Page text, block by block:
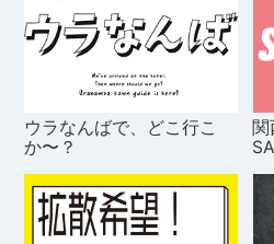
ウラなんばで、どこ行こ
か〜？
関